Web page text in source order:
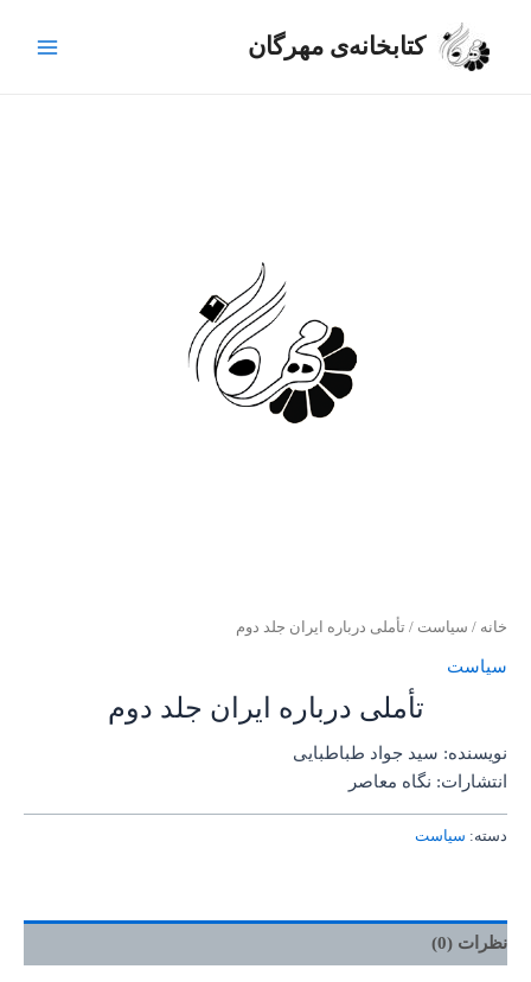
کتابخانه‌ی مهرگان
خانه / سیاست / تأملی درباره ایران جلد دوم
سیاست
تأملی درباره ایران جلد دوم
نویسنده: سید جواد طباطبایی
انتشارات: نگاه معاصر
دسته: سیاست
نظرات (0)